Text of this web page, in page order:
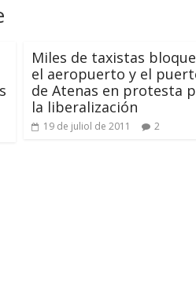
Miles de taxistas
el aeropuerto y el
de Atenas en protesta
la liberalización
19 de juliol de 2011 2